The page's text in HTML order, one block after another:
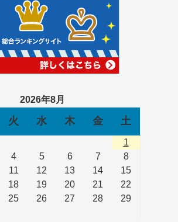
2026年8月
火 水 木 金 土
1
4 5 6 7
8
11 12 13 14
15
18 19 20 21
22
25 26 27 28
29